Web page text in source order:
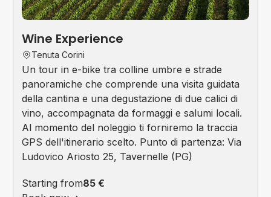
Wine Experience
Tenuta Corini
Un tour in e-bike tra colline umbre e strade
panoramiche che comprende una visita guidata
della cantina e una degustazione di due calici di
vino, accompagnata da formaggi e salumi locali.
Al momento del noleggio ti forniremo la traccia
GPS dell'itinerario scelto. Punto di partenza: Via
Ludovico Ariosto 25, Tavernelle (PG)
Starting from85 €